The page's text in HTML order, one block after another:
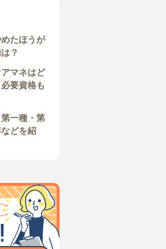
たほうが
？
マネはど
要資格も
一種・第
どを紹